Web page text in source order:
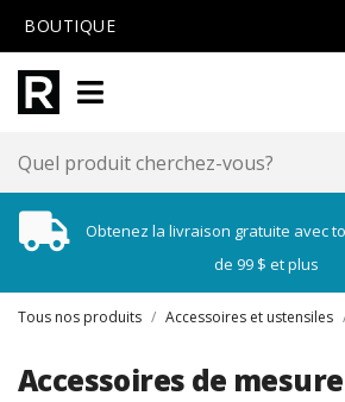
BOUTIQUE
Obtenez la livraison gratuite avec
de 99 $ et plus
Tous nos produits / Accessoires et ustensiles
Accessoires de mesure